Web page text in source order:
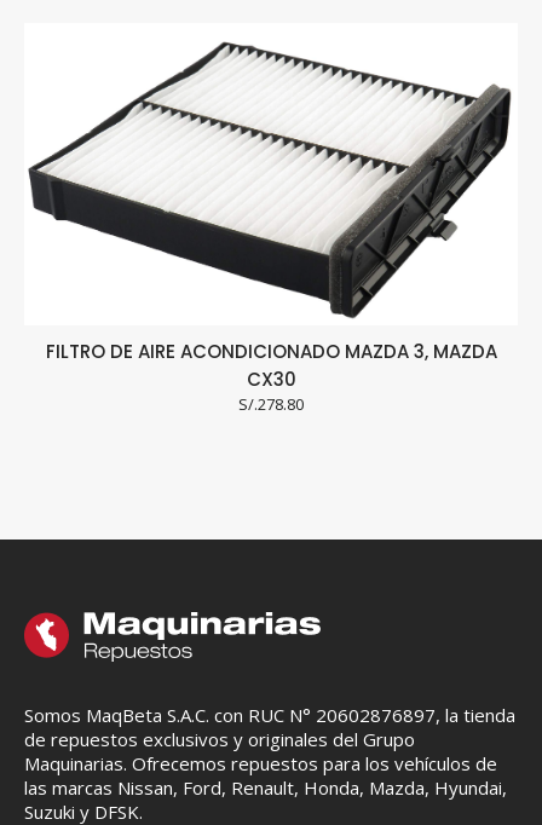
FILTRO DE AIRE ACONDICIONADO MAZDA 3, MAZDA
CX30
S/.278.80
Somos MaqBeta S.A.C. con RUC N° 20602876897, la tienda
de repuestos exclusivos y originales del Grupo
Maquinarias. Ofrecemos repuestos para los vehículos de
las marcas Nissan, Ford, Renault, Honda, Mazda, Hyundai,
Suzuki y DFSK.